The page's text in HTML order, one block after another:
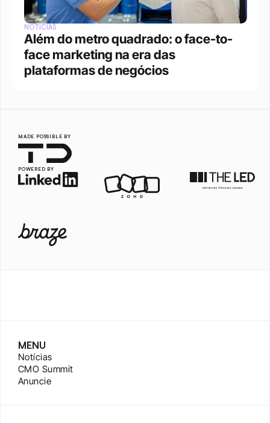
NOTÍCIAS
Além do metro quadrado: o face-to-
face marketing na era das
plataformas de negócios
MADE POSSIBLE BY
POWERED BY
MENU
Notícias
CMO Summit
Anuncie